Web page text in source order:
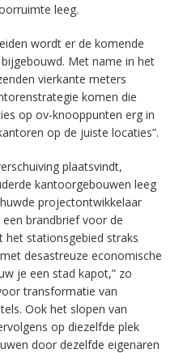
leeg.
wordt er de komende
Met name in het
vierkante meters
komen die
op ov-knooppunten erg in
op de juiste locaties”.
plaatsvindt,
kantoorgebouwen leeg
projectontwikkelaar
brandbrief voor de
het stationsgebied straks
desastreuze economische
je een stad kapot,” zo
transformatie van
Ook het slopen van
op diezelfde plek
door dezelfde eigenaren